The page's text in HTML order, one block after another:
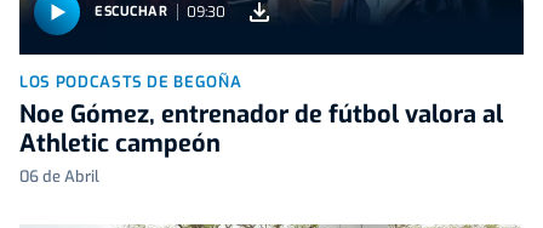
ESCUCHAR 09:30
LOS PODCASTS DE BEGOÑA
Noe Gómez, entrenador de fútbol valora al
Athletic campeón
06 de Abril